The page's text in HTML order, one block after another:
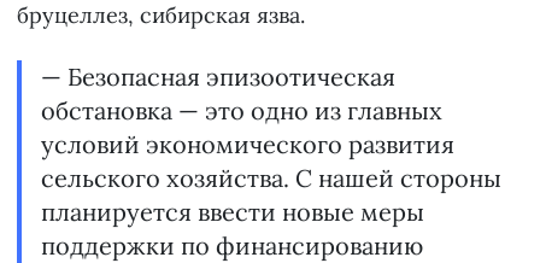
бруцеллез, сибирская язва.
— Безопасная эпизоотическая
обстановка — это одно из главных
условий экономического развития
сельского хозяйства. С нашей стороны
планируется ввести новые меры
поддержки по финансированию